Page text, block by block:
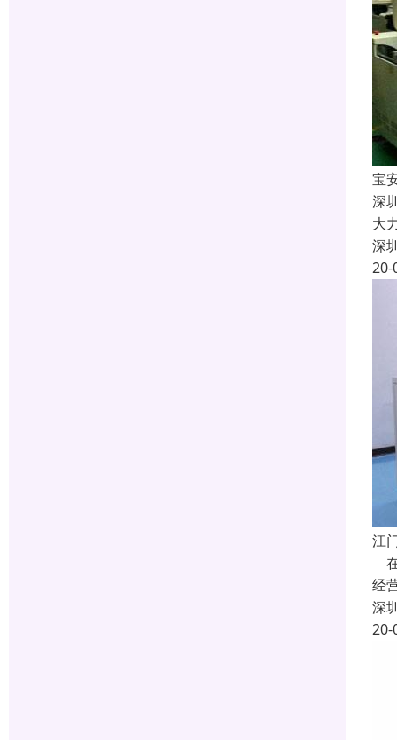
宝
深
大
深
20-
江
经
深
20-